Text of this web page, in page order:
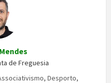
de Freguesia
Desporto,